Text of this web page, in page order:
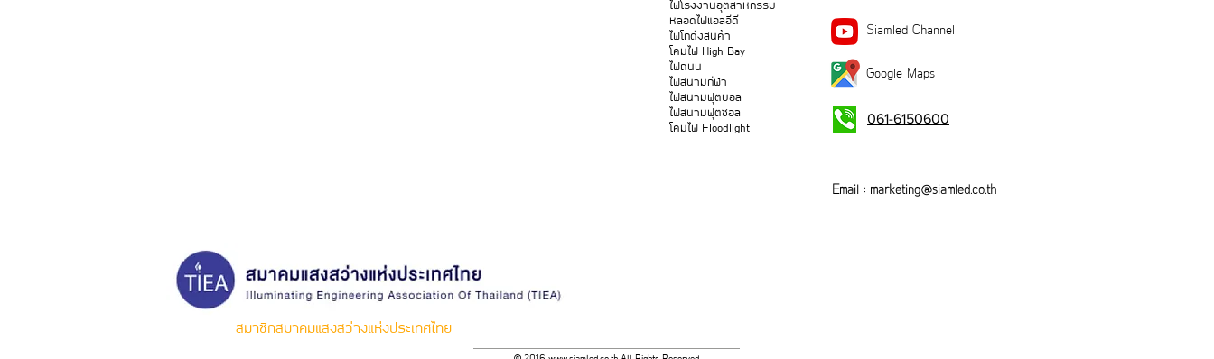
ไฟโรงงานอุตสาหกรรม
หลอดไฟแอลอีดี
ไฟโกดังสินค้า
โคมไฟ High Bay
ไฟถนน
ไฟสนามกีฬา
ไฟสนามฟุตบอล
ไฟสนามฟุตซอล
โคมไฟ Floodlight
Siamled Channel
Google Maps
061-6150600
Email : marketing@siamled.co.th
สมาชิกสมาคมแสงสว่างแห่งประเทศไทย